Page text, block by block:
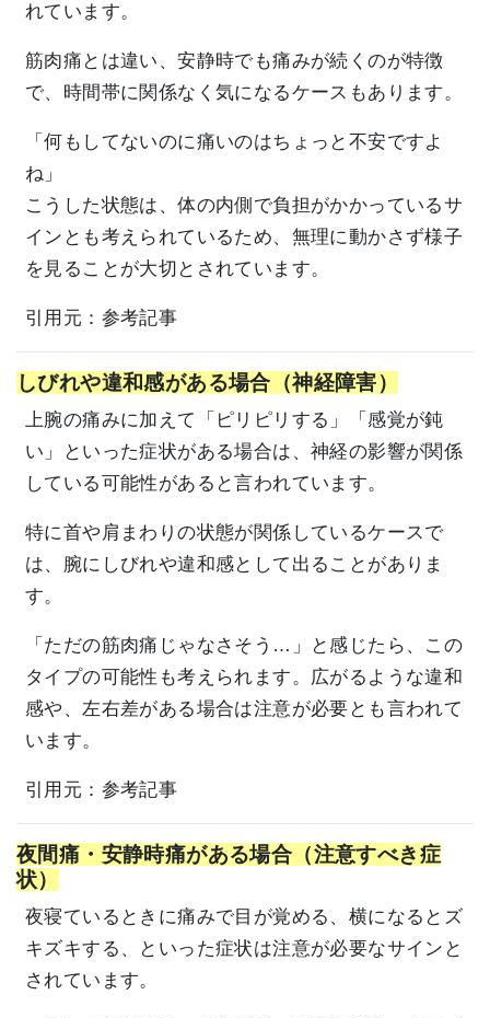
れています。
筋肉痛とは違い、安静時でも痛みが続くのが特徴
で、時間帯に関係なく気になるケースもあります。
「何もしてないのに痛いのはちょっと不安ですよ
ね」
こうした状態は、体の内側で負担がかかっているサ
インとも考えられているため、無理に動かさず様子
を見ることが大切とされています。
引用元： 参考記事
しびれや違和感がある場合（神経障害）
上腕の痛みに加えて「ピリピリする」「感覚が鈍
い」といった症状がある場合は、神経の影響が関係
している可能性があると言われています。
特に首や肩まわりの状態が関係しているケースで
は、腕にしびれや違和感として出ることがありま
す。
「ただの筋肉痛じゃなさそう…」と感じたら、この
タイプの可能性も考えられます。広がるような違和
感や、左右差がある場合は注意が必要とも言われて
います。
引用元： 参考記事
夜間痛・安静時痛がある場合（注意すべき症
状）
夜寝ているときに痛みで目が覚める、横になるとズ
キズキする、といった症状は注意が必要なサインと
されています。